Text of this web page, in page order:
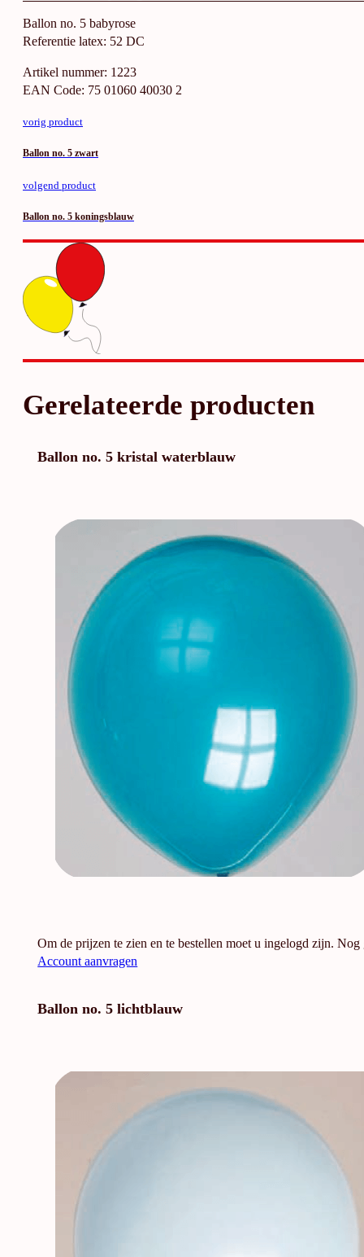
Ballon no. 5 babyrose
Referentie latex: 52 DC
Artikel nummer: 1223
EAN Code: 75 01060 40030 2
vorig product
Ballon no. 5 zwart
volgend product
Ballon no. 5 koningsblauw
Gerelateerde producten
Ballon no. 5 kristal waterblauw
Om de prijzen te zien en te bestellen moet u ingelogd zijn. Nog
Account aanvragen
Ballon no. 5 lichtblauw